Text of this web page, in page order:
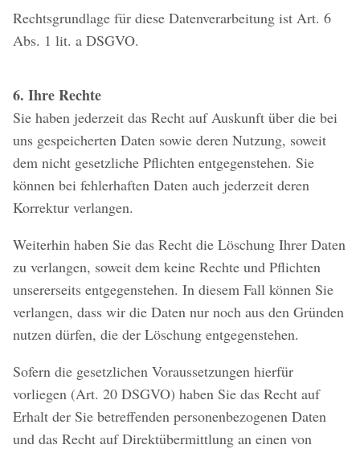
Rechtsgrundlage für diese Datenverarbeitung ist Art. 6
Abs. 1 lit. a DSGVO.
6. Ihre Rechte
Sie haben jederzeit das Recht auf Auskunft über die bei
uns gespeicherten Daten sowie deren Nutzung, soweit
dem nicht gesetzliche Pflichten entgegenstehen. Sie
können bei fehlerhaften Daten auch jederzeit deren
Korrektur verlangen.
Weiterhin haben Sie das Recht die Löschung Ihrer Daten
zu verlangen, soweit dem keine Rechte und Pflichten
unsererseits entgegenstehen. In diesem Fall können Sie
verlangen, dass wir die Daten nur noch aus den Gründen
nutzen dürfen, die der Löschung entgegenstehen.
Sofern die gesetzlichen Voraussetzungen hierfür
vorliegen (Art. 20 DSGVO) haben Sie das Recht auf
Erhalt der Sie betreffenden personenbezogenen Daten
und das Recht auf Direktübermittlung an einen von